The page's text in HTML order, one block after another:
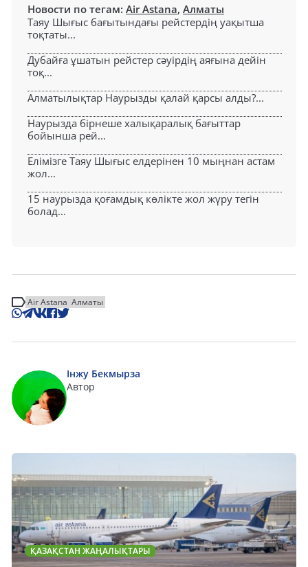
Новости по тегам: Air Astana, Алматы
Таяу Шығыс бағытындағы рейстердің уақытша
тоқтаты...
Дубайға ұшатын рейстер сәуірдің аяғына дейін
тоқ...
Алматылықтар Наурызды қалай қарсы алды?...
Наурызда бірнеше халықаралық бағыттар
бойынша рей...
Елімізге Таяу Шығыс елдерінен 10 мыңнан астам
жол...
15 наурызда қоғамдық көлікте жол жүру тегін
болад...
Air Astana Алматы
Інжу Бекмырза
Автор
ҚАЗАҚСТАН ЖАҢАЛЫҚТАРЫ